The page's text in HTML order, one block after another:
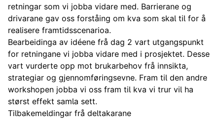
retningar som vi jobba vidare med. Barrierane og
drivarane gav oss forståing om kva som skal til for å
realisere framtidsscenarioa.
Bearbeidinga av idéene frå dag 2 vart utgangspunkt
for retningane vi jobba vidare med i prosjektet. Desse
vart vurderte opp mot brukarbehov frå innsikta,
strategiar og gjennomføringsevne. Fram til den andre
workshopen jobba vi oss fram til kva vi trur vil ha
størst effekt samla sett.
Tilbakemeldingar frå deltakarane